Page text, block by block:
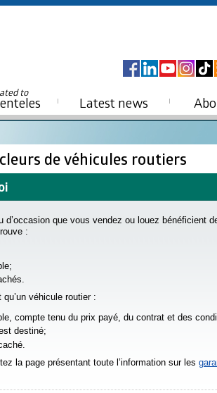
to
Latest news
de véhicules routiers
que vous vendez ou louez bénéficient
:
véhicule routier :
compte tenu du prix payé, du contrat et des
destiné;
la page présentant toute l’information sur les